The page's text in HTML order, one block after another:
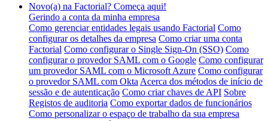
Novo(a) na Factorial? Começa aqui!
Gerindo a conta da minha empresa
Como gerenciar entidades legais usando Factorial Como
configurar os detalhes da empresa Como criar uma conta
Factorial Como configurar o Single Sign-On (SSO) Como
configurar o provedor SAML com o Google Como configurar
um provedor SAML com o Microsoft Azure Como configurar
o provedor SAML com Okta Acerca dos métodos de início de
sessão e de autenticação Como criar chaves de API Sobre
Registos de auditoria Como exportar dados de funcionários
Como personalizar o espaço de trabalho da sua empresa